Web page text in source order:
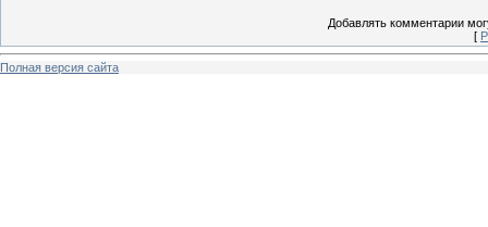
Добавлять комментарии
[
Полная версия сайта